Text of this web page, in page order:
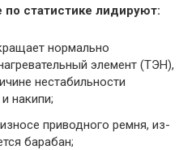
статистике лидируют:
нормально
элемент (ТЭН),
нестабильности
накипи;
приводного ремня, из-
барабан;